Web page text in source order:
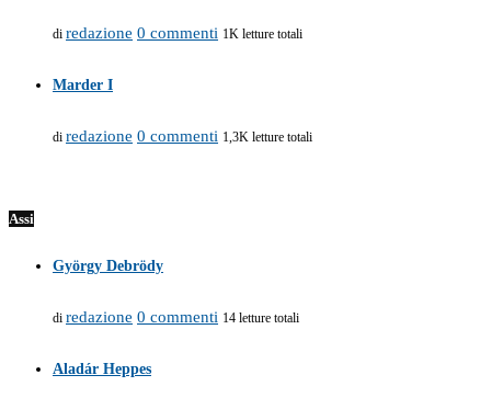
di redazione 0 commenti 1K letture totali
Marder I
di redazione 0 commenti 1,3K letture totali
Assi
György Debrödy
di redazione 0 commenti 14 letture totali
Aladár Heppes